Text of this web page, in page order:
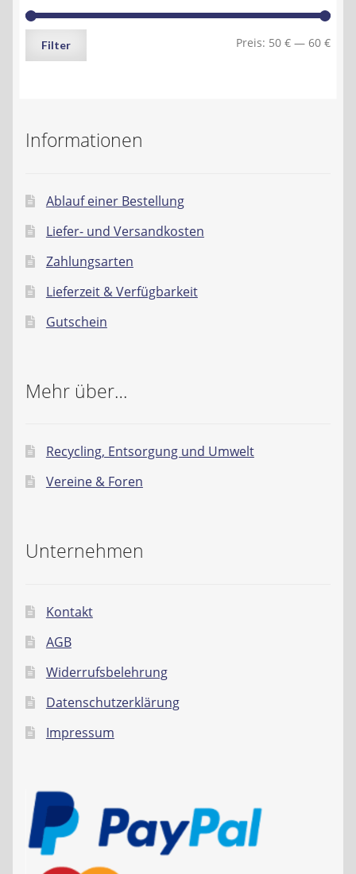
Min.
Max.
Filter Preis: 50 € — 60 €
Informationen
Ablauf einer Bestellung
Liefer- und Versandkosten
Zahlungsarten
Lieferzeit & Verfügbarkeit
Gutschein
Mehr über…
Recycling, Entsorgung und Umwelt
Vereine & Foren
Unternehmen
Kontakt
AGB
Widerrufsbelehrung
Datenschutzerklärung
Impressum